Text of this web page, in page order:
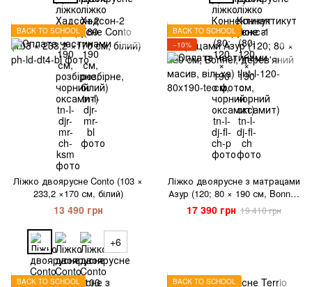
BACK TO SCHOOL
Ліжко двоярусне Conto (103 ×
233,2 ×170 см, білий)
13 490 грн
+6
BACK TO SCHOOL
−10%
Ліжко двоярусне з матрацами
Азур (120; 80 × 190 см, Bonnel,
дерев'яний масив, вільха)
17 390 грн 19 410 грн
BACK TO SCHOOL
BACK TO SCHOOL